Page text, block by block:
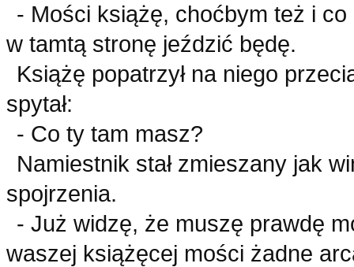
- Mości książę, choćbym też i co
w tamtą stronę jeździć będę.
Książę popatrzył na niego
spytał:
- Co ty tam masz?
Namiestnik stał zmieszany jak
spojrzenia.
- Już widzę, że muszę prawdę
waszej książęcej mości żadne